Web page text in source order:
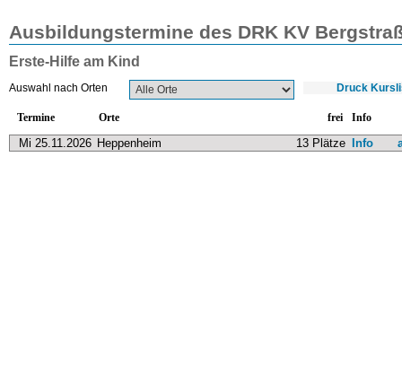
Auswahl nach Orten
Mi 25.11.2026 Heppenheim 13 Plätze Info
Ausbildungstermine des DRK KV
Erste-Hilfe am Kind
Termine Orte frei Info
Druck